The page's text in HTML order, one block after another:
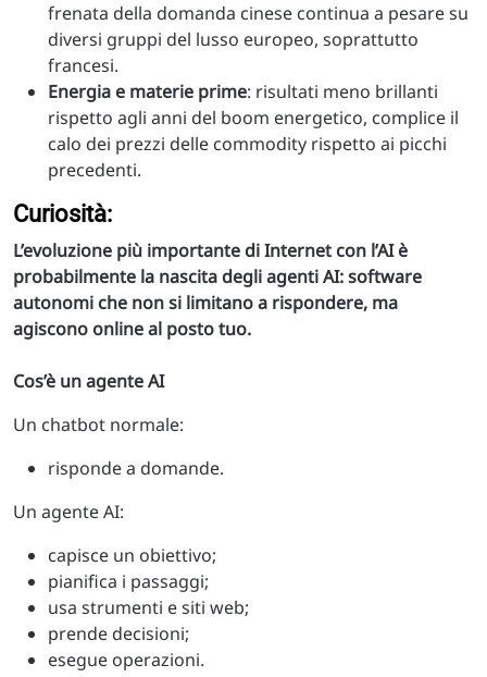
frenata della domanda cinese continua a pesare su
diversi gruppi del lusso europeo, soprattutto
francesi.
Energia e materie prime: risultati meno brillanti
rispetto agli anni del boom energetico, complice il
calo dei prezzi delle commodity rispetto ai picchi
precedenti.
Curiosità:
L’evoluzione più importante di Internet con l’AI è
probabilmente la nascita degli agenti AI: software
autonomi che non si limitano a rispondere, ma
agiscono online al posto tuo.
Cos’è un agente AI
Un chatbot normale:
risponde a domande.
Un agente AI:
capisce un obiettivo;
pianifica i passaggi;
usa strumenti e siti web;
prende decisioni;
esegue operazioni.